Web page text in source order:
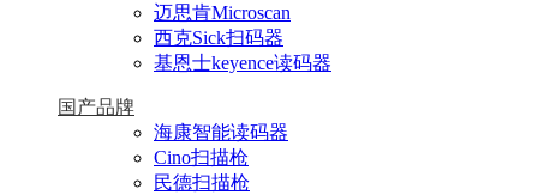
迈思肯Microscan
西克Sick扫码器
基恩士keyence读码器
国产品牌
海康智能读码器
Cino扫描枪
民德扫描枪